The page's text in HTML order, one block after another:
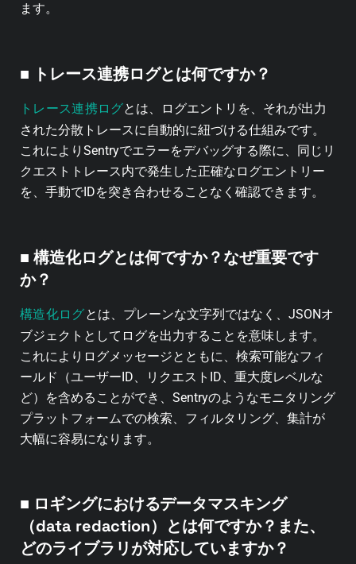
ます。
■ トレース連携ログとは何ですか？
トレース連携ログとは、ログエントリを、それが出力
された分散トレースに自動的に紐づける仕組みです。
これにより Sentryでエラーをデバッグする際に、同じリ
クエストトレース内で発生した正確なログエントリー
を、手動でIDを突き合わせることなく確認できます。
■ 構造化ログとは何ですか？なぜ重要です
か？
構造化ログとは、プレーンな文字列ではなく、JSONオ
ブジェクトとしてログを出力することを意味します。
これによりログメッセージとともに、検索可能なフィ
ールド（ユーザーID、リクエストID、重大度レベルな
ど）を含めることができ、 Sentryのようなモニタリング
プラットフォームでの検索、フィルタリング、集計が
大幅に容易になります。
■ ロギングにおけるデータマスキング
（data redaction）とは何ですか？また、
どのライブラリが対応していますか？